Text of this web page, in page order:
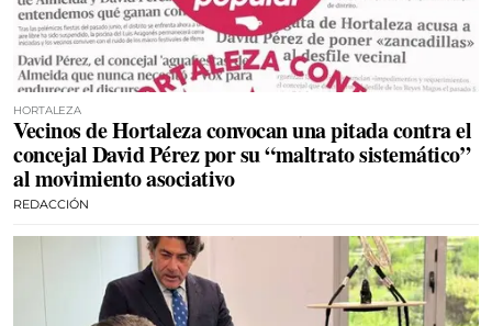
HORTALEZA
Vecinos de Hortaleza convocan una pitada contra el
concejal David Pérez por su “maltrato sistemático”
al movimiento asociativo
REDACCIÓN